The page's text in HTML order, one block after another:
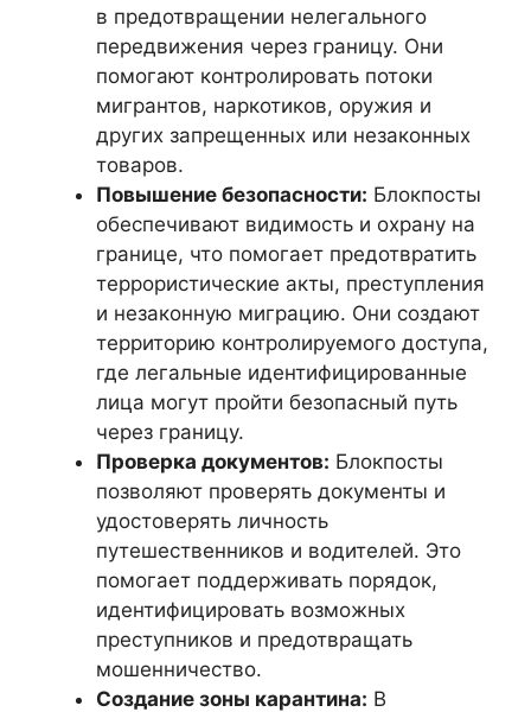
в предотвращении нелегального
передвижения через границу. Они
помогают контролировать потоки
мигрантов, наркотиков, оружия и
других запрещенных или незаконных
товаров.
Повышение безопасности: Блокпосты
обеспечивают видимость и охрану на
границе, что помогает предотвратить
террористические акты, преступления
и незаконную миграцию. Они создают
территорию контролируемого доступа,
где легальные идентифицированные
лица могут пройти безопасный путь
через границу.
Проверка документов: Блокпосты
позволяют проверять документы и
удостоверять личность
путешественников и водителей. Это
помогает поддерживать порядок,
идентифицировать возможных
преступников и предотвращать
мошенничество.
Создание зоны карантина: В